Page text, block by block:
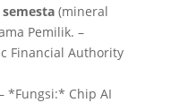
(mineral
Pemilik. –
Financial Authority
*Fungsi:* Chip AI